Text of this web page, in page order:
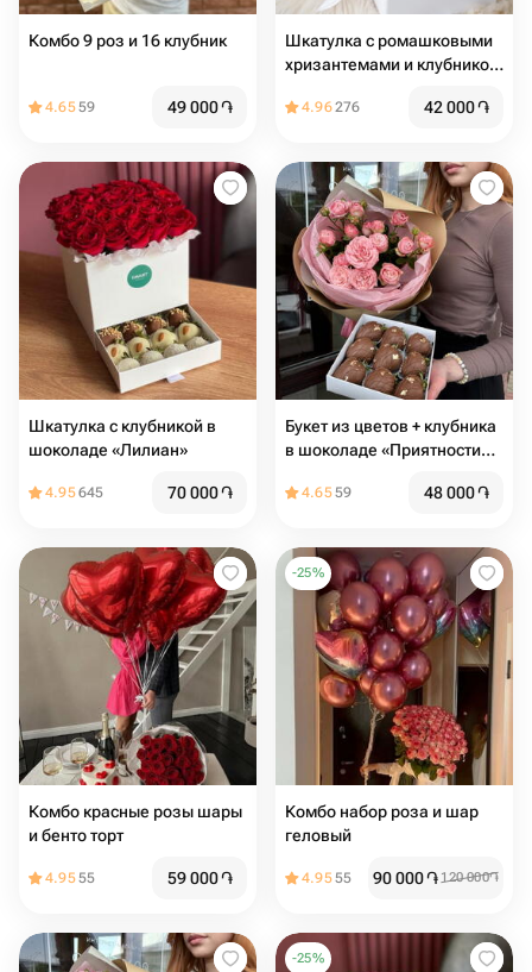
Комбо 9 роз и 16 клубник
4.6559 49 000֏
Шкатулка с ромашковыми
хризантемами и клубникой
4.96276 42 000֏
Шкатулка с клубникой в
шоколаде «Лилиан»
4.95645 70 000֏
Букет из цветов + клубника
в шоколаде «Приятности
4.6559 48 000֏
Комбо красные розы шары
и бенто торт
4.9555 59 000֏
-25%
Комбо набор роза и шар
геловый
4.9555 90 000֏ 120 000֏
-25%